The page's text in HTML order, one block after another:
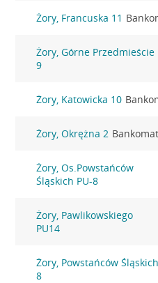
Żory, Francuska 11
Żory, Górne Przedmieście
9
Żory, Katowicka 10
Żory, Okrężna 2
Żory, Os.Powstańców
Śląskich PU-8
Żory, Pawlikowskiego
PU14
Żory, Powstańców Śląskich
8